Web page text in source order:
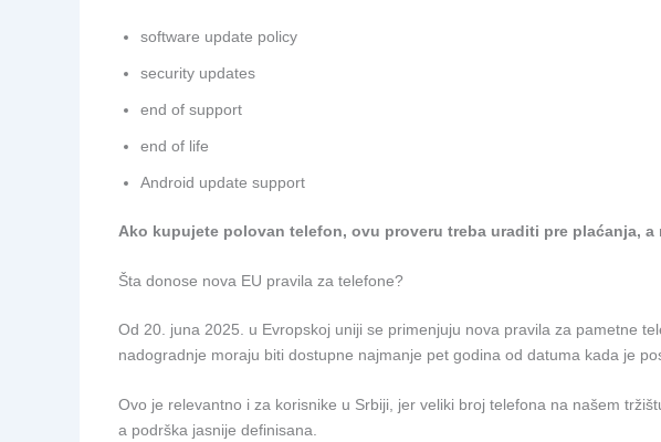
software update policy
security updates
end of support
end of life
Android update support
Ako kupujete polovan telefon, ovu proveru treba uraditi pre plaćanja, a
Šta donose nova EU pravila za telefone?
Od 20. juna 2025. u Evropskoj uniji se primenjuju nova pravila za pametne
nadogradnje moraju biti dostupne najmanje pet godina od datuma kada je
Ovo je relevantno i za korisnike u Srbiji, jer veliki broj telefona na našem
a podrška jasnije definisana.